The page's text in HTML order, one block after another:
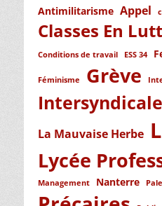
Antimilitarisme Appel
Classes En
Conditions de travail ESS 34
Féminisme Grève
Intersyndicale
La Mauvaise Herbe
Lycée
Management Nanterre